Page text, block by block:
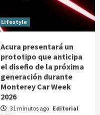
Lifestyle
Acura presentará un
prototipo que anticipa
el diseño de la próxima
generación durante
Monterey Car Week
2026
31 minutos ago Editorial